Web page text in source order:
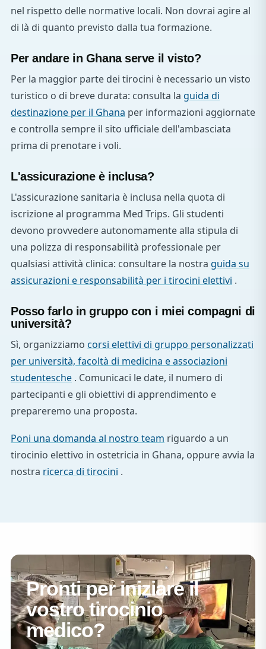
nel rispetto delle normative locali. Non dovrai agire al
di là di quanto previsto dalla tua formazione.
Per andare in Ghana serve il visto?
Per la maggior parte dei tirocini è necessario un visto
turistico o di breve durata: consulta la guida di
destinazione per il Ghana per informazioni aggiornate
e controlla sempre il sito ufficiale dell'ambasciata
prima di prenotare i voli.
L'assicurazione è inclusa?
L'assicurazione sanitaria è inclusa nella quota di
iscrizione al programma Med Trips. Gli studenti
devono provvedere autonomamente alla stipula di
una polizza di responsabilità professionale per
qualsiasi attività clinica: consultare la nostra guida su
assicurazioni e responsabilità per i tirocini elettivi .
Posso farlo in gruppo con i miei compagni di
università?
Sì, organizziamo corsi elettivi di gruppo personalizzati
per università, facoltà di medicina e associazioni
studentesche . Comunicaci le date, il numero di
partecipanti e gli obiettivi di apprendimento e
prepareremo una proposta.
Poni una domanda al nostro team riguardo a un
tirocinio elettivo in ostetricia in Ghana, oppure avvia la
nostra ricerca di tirocini .
Pronti per iniziare il
vostro tirocinio
medico?